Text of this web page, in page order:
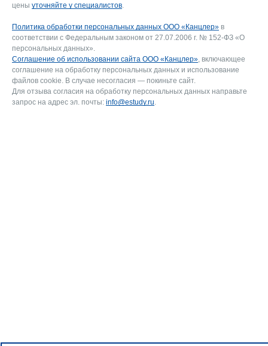
цены уточняйте у специалистов.
Политика обработки персональных данных ООО «Канцлер» в
соответствии с Федеральным законом от 27.07.2006 г. № 152-ФЗ «О
персональных данных».
Соглашение об использовании сайта ООО «Канцлер», включающее
соглашение на обработку персональных данных и использование
файлов cookie. В случае несогласия — покиньте сайт.
Для отзыва согласия на обработку персональных данных направьте
запрос на адрес эл. почты: info@estudy.ru.